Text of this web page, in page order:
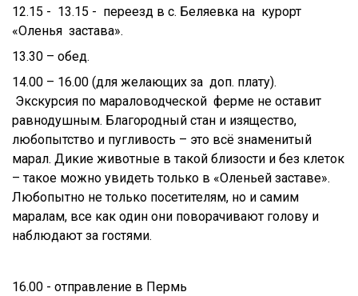
12.15 - 13.15 - переезд в с. Беляевка на курорт
«Оленья застава».
13.30 – обед.
14.00 – 16.00 (для желающих за доп. плату).
Экскурсия по мараловодческой ферме не оставит
равнодушным. Благородный стан и изящество,
любопытство и пугливость – это всё знаменитый
марал. Дикие животные в такой близости и без клеток
– такое можно увидеть только в «Оленьей заставе».
Любопытно не только посетителям, но и самим
маралам, все как один они поворачивают голову и
наблюдают за гостями.
16.00 - отправление в Пермь